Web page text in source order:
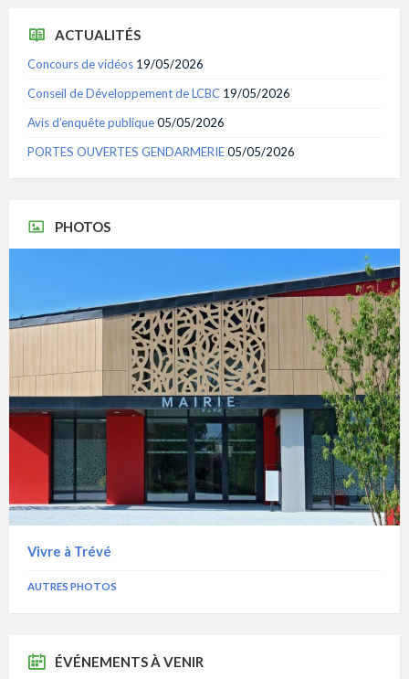
ACTUALITÉS
Concours de vidéos 19/05/2026
Conseil de Développement de LCBC 19/05/2026
Avis d’enquête publique05/05/2026
PORTES OUVERTES GENDARMERIE05/05/2026
PHOTOS
Vivre à Trévé
AUTRES PHOTOS
ÉVÉNEMENTS À VENIR